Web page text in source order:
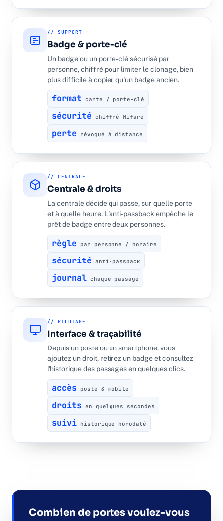
// SUPPORT
Badge & porte-clé
Un badge ou un porte-clé sécurisé par
personne, chiffré pour limiter le clonage, bien
plus difficile à copier qu'un badge ancien.
format carte / porte-clé
sécurité chiffré Mifare
perte révoqué à distance
// CENTRALE
Centrale & droits
La centrale décide qui passe, sur quelle porte
et à quelle heure. L'anti-passback empêche le
prêt de badge entre deux personnes.
règle par personne / horaire
sécurité anti-passback
journal chaque passage
// PILOTAGE
Interface & traçabilité
Depuis un poste ou un smartphone, vous
ajoutez un droit, retirez un badge et consultez
l'historique des passages en quelques clics.
accès poste & mobile
droits en quelques secondes
suivi historique horodaté
Combien de portes voulez-vous